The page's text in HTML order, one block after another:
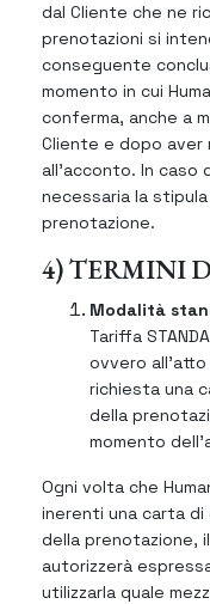
dal Cliente che ne
prenotazioni si
conseguente
momento in cui
conferma, anche a
Cliente e dopo aver
all’acconto. In caso
necessaria la
prenotazione.
4) TERMINI
Modalità
Tariffa
ovvero
richiesta una
della
momento
Ogni volta che
inerenti una carta
della prenotazione,
autorizzerà
utilizzarla quale